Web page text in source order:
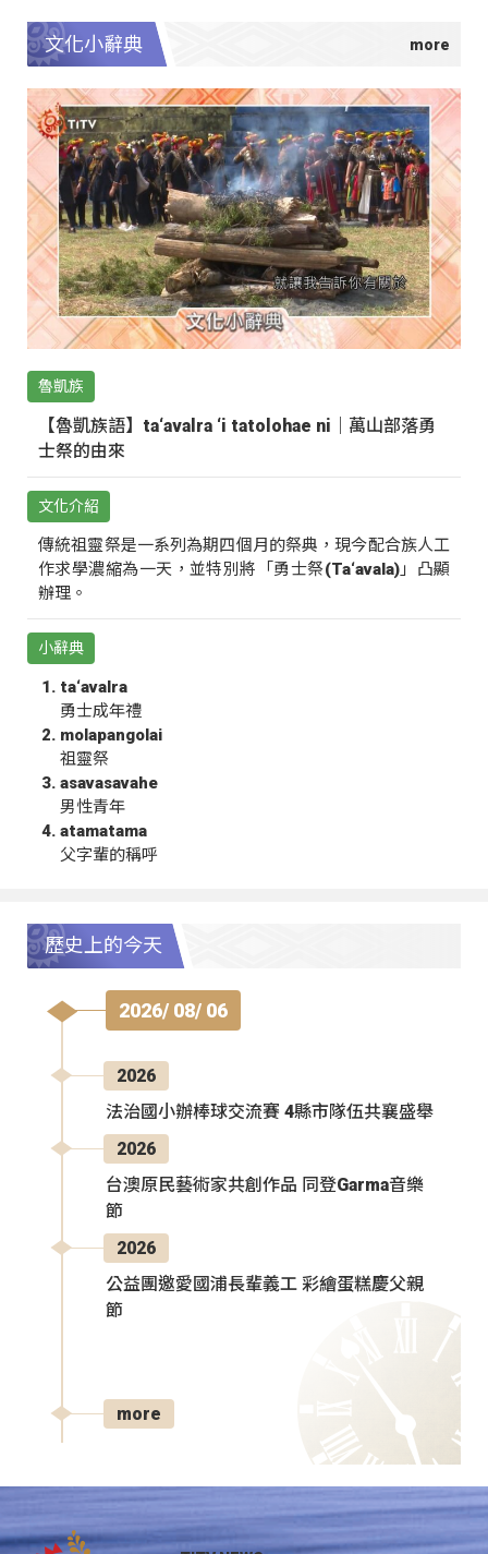
文化小辭典
魯凱族
【魯凱族語】ta‘avalra ‘i tatolohae ni｜萬山部落勇
士祭的由來
文化介紹
傳統祖靈祭是一系列為期四個月的祭典，現今配合族人工
作求學濃縮為一天，並特別將「勇士祭(Ta‘avala)」凸顯
辦理。
小辭典
ta‘avalra
勇士成年禮
molapangolai
祖靈祭
asavasavahe
男性青年
atamatama
父字輩的稱呼
歷史上的今天
2026/ 08/ 06
2026
法治國小辦棒球交流賽 4縣市隊伍共襄盛舉
2026
台澳原民藝術家共創作品 同登Garma音樂
節
2026
公益團邀愛國浦長輩義工 彩繪蛋糕慶父親
節
more